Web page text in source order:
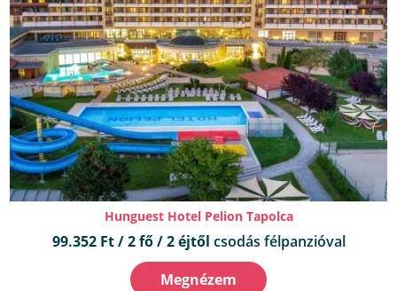
Hunguest Hotel Pelion Tapolca
99.352 Ft / 2 fő / 2 éjtől csodás félpanzióval
Megnézem